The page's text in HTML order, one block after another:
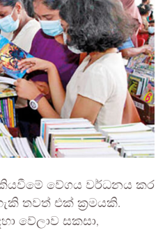
වේගය වර්ධනය කර
තවත් එක් ක්‍රමයකි.
වේලාව සකසා,